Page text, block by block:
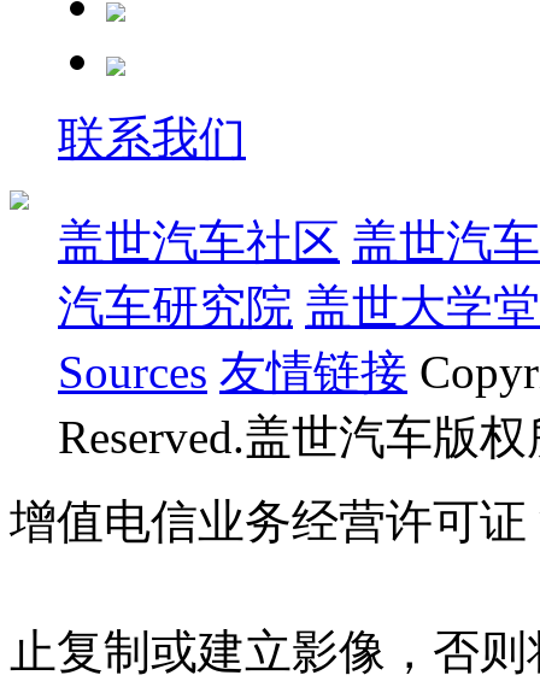
联系我们
盖世汽车社区 盖世汽
汽车研究院 盖世大学堂
Sources 友情链接
Reserved.盖世汽车版
增值电信业务经营许可证
止复制或建立影像，否